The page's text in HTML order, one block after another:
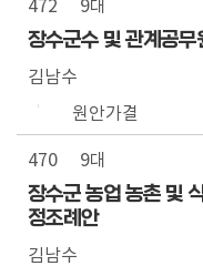
장수군수 및 관계공
김남수
원안가결
470
9대
장수군 농업 농촌 및
정조례안
김남수